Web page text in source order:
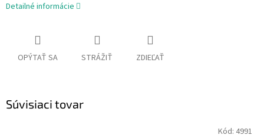
Detailné informácie
OPÝTAŤ SA STRÁŽIŤ ZDIEĽAŤ
Súvisiaci tovar
Kód: 4991